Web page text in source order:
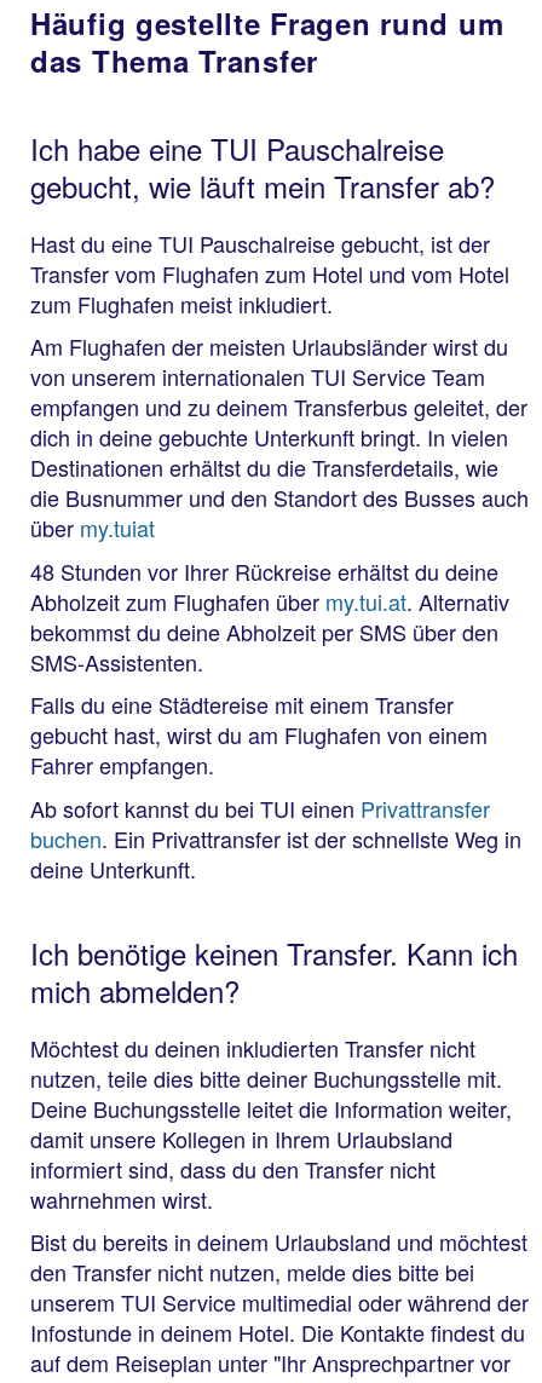
Häufig gestellte Fragen rund um
das Thema Transfer
Ich habe eine TUI Pauschalreise
gebucht, wie läuft mein Transfer ab?
Hast du eine TUI Pauschalreise gebucht, ist der
Transfer vom Flughafen zum Hotel und vom Hotel
zum Flughafen meist inkludiert.
Am Flughafen der meisten Urlaubsländer wirst du
von unserem internationalen TUI Service Team
empfangen und zu deinem Transferbus geleitet, der
dich in deine gebuchte Unterkunft bringt. In vielen
Destinationen erhältst du die Transferdetails, wie
die Busnummer und den Standort des Busses auch
über my.tuiat
48 Stunden vor Ihrer Rückreise erhältst du deine
Abholzeit zum Flughafen über my.tui.at. Alternativ
bekommst du deine Abholzeit per SMS über den
SMS-Assistenten.
Falls du eine Städtereise mit einem Transfer
gebucht hast, wirst du am Flughafen von einem
Fahrer empfangen.
Ab sofort kannst du bei TUI einen Privattransfer
buchen. Ein Privattransfer ist der schnellste Weg in
deine Unterkunft.
Ich benötige keinen Transfer. Kann ich
mich abmelden?
Möchtest du deinen inkludierten Transfer nicht
nutzen, teile dies bitte deiner Buchungsstelle mit.
Deine Buchungsstelle leitet die Information weiter,
damit unsere Kollegen in Ihrem Urlaubsland
informiert sind, dass du den Transfer nicht
wahrnehmen wirst.
Bist du bereits in deinem Urlaubsland und möchtest
den Transfer nicht nutzen, melde dies bitte bei
unserem TUI Service multimedial oder während der
Infostunde in deinem Hotel. Die Kontakte findest du
auf dem Reiseplan unter "Ihr Ansprechpartner vor